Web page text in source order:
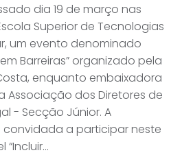
dia 19 de março nas
Superior de Tecnologias
um evento denominado
Barreiras” organizado pela
enquanto embaixadora
Associação dos Diretores de
- Secção Júnior. A
convidada a participar neste
“Incluir…